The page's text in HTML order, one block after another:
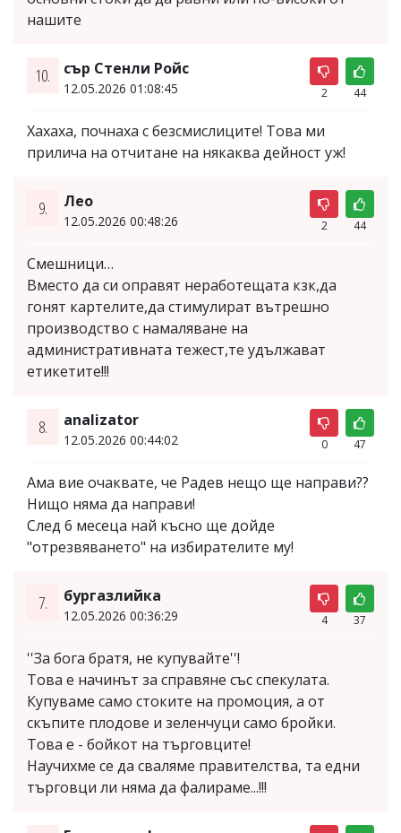
нашите
10. сър Стенли Ройс
12.05.2026 01:08:45 2 44
Хахаха, почнаха с безсмислиците! Това ми
прилича на отчитане на някаква дейност уж!
9. Лео
12.05.2026 00:48:26 2 44
Смешници…
Вместо да си оправят неработещата кзк,да
гонят картелите,да стимулират вътрешно
производство с намаляване на
административната тежест,те удължават
етикетите!!!
8. analizator
12.05.2026 00:44:02 0 47
Aма вие очаквате, че Радев нещо ще направи??
Нищо няма да направи!
След 6 месеца най късно ще дойде
"отрезвяването" на избирателите му!
7. бургазлийка
12.05.2026 00:36:29 4 37
''За бога братя, не купувайте''!
Това е начинът за справяне със спекулата.
Купуваме само стоките на промоция, а от
скъпите плодове и зеленчуци само бройки.
Това е - бойкот на търговците!
Научихме се да сваляме правителства, та едни
търговци ли няма да фалираме...!!!